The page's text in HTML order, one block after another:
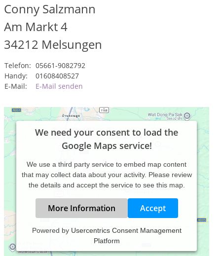
Conny Salzmann
Am Markt 4
34212 Melsungen
Telefon: 05661-9082792
Handy:
01608408527
E-Mail:
E-Mail senden
We need your consent to load the
Google Maps service!
We use a third party service to embed map content
that may collect data about your activity. Please review
the details and accept the service to see this map.
More Information Accept
Powered by Usercentrics Consent Management
Platform
Praxiszeiten: